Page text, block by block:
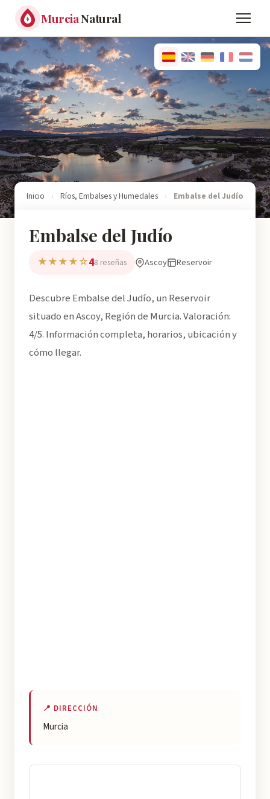
MurciaNatural
Inicio › Ríos, Embalses y Humedales › Embalse del Judío
Embalse del Judío
★★★★☆48 reseñas Ascoy Reservoir
Descubre Embalse del Judío, un Reservoir
situado en Ascoy, Región de Murcia. Valoración:
4/5. Información completa, horarios, ubicación y
cómo llegar.
📍 DIRECCIÓN
Murcia